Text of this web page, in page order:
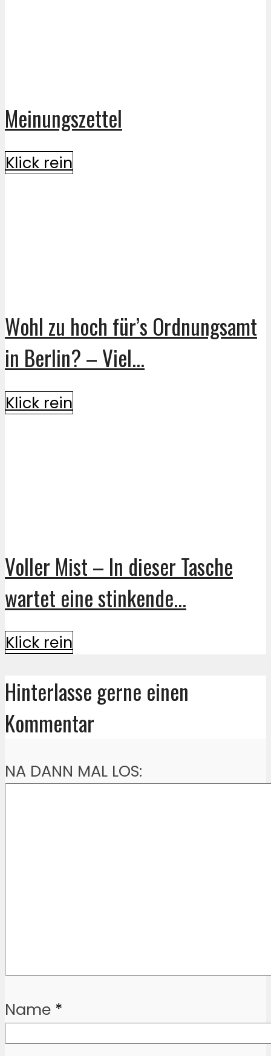
Meinungszettel
Klick rein
Wohl zu hoch für’s Ordnungsamt
in Berlin? – Viel...
Klick rein
Voller Mist – In dieser Tasche
wartet eine stinkende...
Klick rein
Hinterlasse gerne einen
Kommentar
NA DANN MAL LOS:
Name *